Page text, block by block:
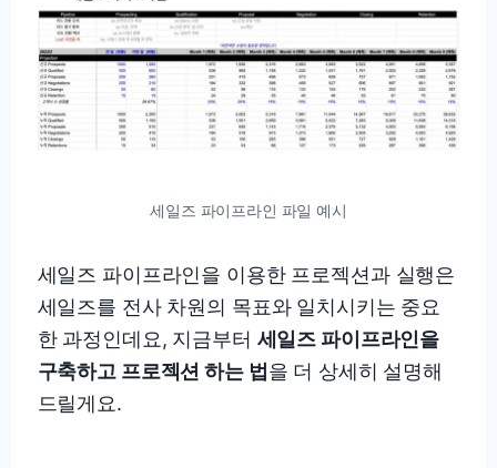
세일즈 파이프라인 파일 예시
세일즈 파이프라인을 이용한 프로젝션과 실행은
세일즈를 전사 차원의 목표와 일치시키는 중요
한 과정인데요, 지금부터 세일즈 파이프라인을
구축하고 프로젝션 하는 법을 더 상세히 설명해
드릴게요.